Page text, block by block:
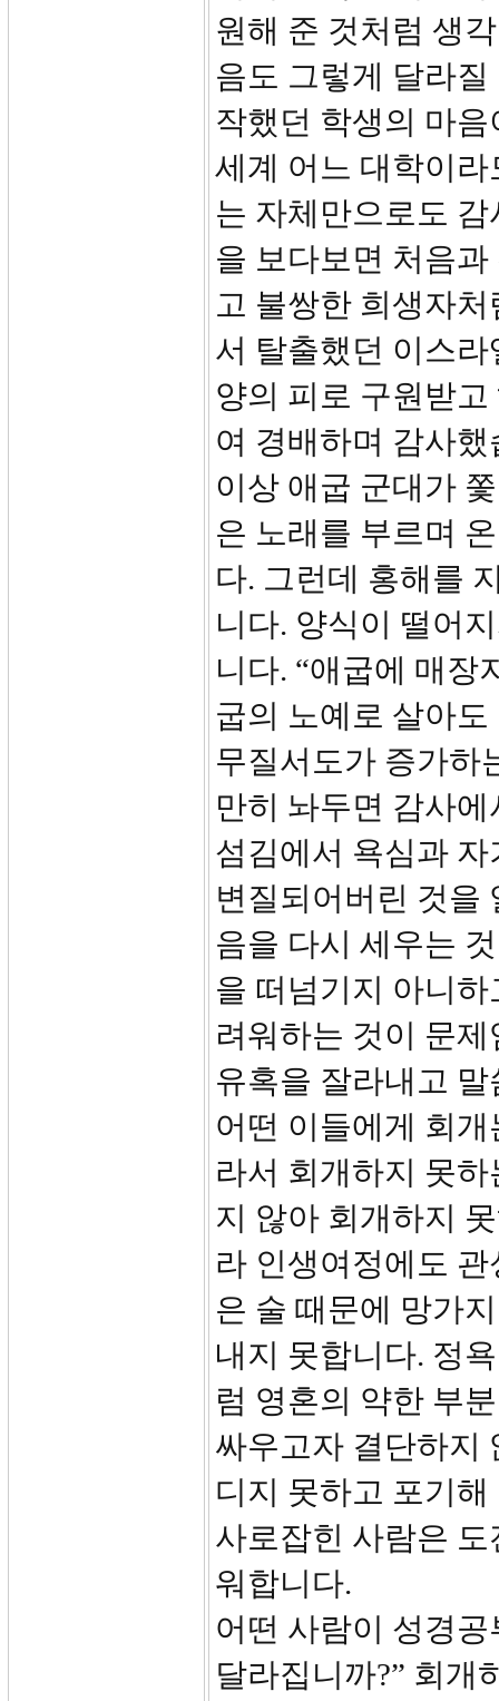
원해 준 것처럼 생
음도 그렇게 달라
작했던 학생의 마
세계 어느 대학이
는 자체만으로도
을 보다보면 처음
고 불쌍한 희생자
서 탈출했던 이스
양의 피로 구원받
여 경배하며 감사
이상 애굽 군대가
은 노래를 부르며
다. 그런데 홍해를
니다. 양식이 떨어
니다. “애굽에 매장
굽의 노예로 살아
무질서도가 증가하
만히 놔두면 감사
섬김에서 욕심과
변질되어버린 것을
음을 다시 세우는
을 떠넘기지 아니
려워하는 것이 문
유혹을 잘라내고
어떤 이들에게 회
라서 회개하지 못
지 않아 회개하지
라 인생여정에도
은 술 때문에 망가
내지 못합니다. 정
럼 영혼의 약한 부
싸우고자 결단하지
디지 못하고 포기
사로잡힌 사람은
워합니다.
어떤 사람이 성경
달라집니까?” 회개